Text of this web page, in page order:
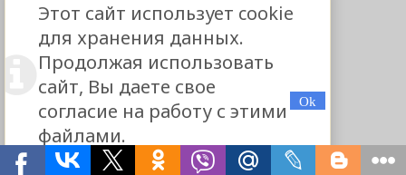
Этот сайт использует cookie
для хранения данных.
Продолжая использовать
сайт, Вы даете свое
согласие на работу с этими
файлами.